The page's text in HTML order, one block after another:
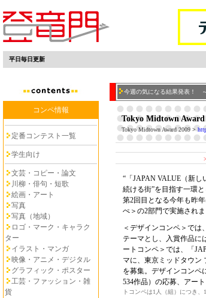
平日毎日更新
今週の気になる結果発表！
コンペ情報
定番コンテスト一覧
学生向け
文芸・コピー・論文
川柳・俳句・短歌
絵画・アート
写真
写真（地域）
ロゴ・マーク・キャラク
ター
イラスト・マンガ
映像・アニメ・デジタル
グラフィック・ポスター
工芸・ファッション・雑
貨
Tokyo Midtown Award
Tokyo Midtown Award 2009 >
“「JAPAN VALUE（新
続ける街”を目指す一環
第2回目となる今年も昨
ぺ＞の2部門で実施されま
＜デザインコンペ＞では
テーマとし、入賞作品に
ートコンペ＞では、「
マに、東京ミッドタウン
を募集。デザインコンペ
534作品）の応募、アー
トコンペは1人（組）につき、